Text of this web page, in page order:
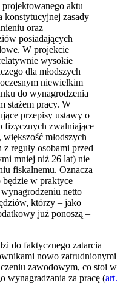
projektowanego aktu
konstytucyjnej zasady
oraz
posiadających
W projekcie
wysokie
dla młodszych
niewielkim
do wynagrodzenia
stażem pracy. W
przepisy ustawy o
fizycznych zwalniające
młodszych
reguły osobami przed
mniej niż 26 lat) nie
fiskalnemu. Oznacza
będzie w praktyce
netto
którzy – jako
już ponoszą –
do faktycznego zatarcia
nowo zatrudnionymi
zawodowym, co stoi w
wynagradzania za pracę (art.